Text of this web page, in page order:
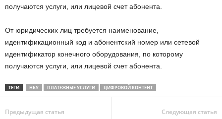
получаются услуги, или лицевой счет абонента.
От юридических лиц требуется наименование,
идентификационный код и абонентский номер или сетевой
идентификатор конечного оборудования, по которому
получаются услуги, или лицевой счет абонента.
ТЕГИ НБУ ПЛАТЕЖНЫЕ УСЛУГИ ЦИФРОВОЙ КОНТЕНТ
Предыдущая статья Следующая статья